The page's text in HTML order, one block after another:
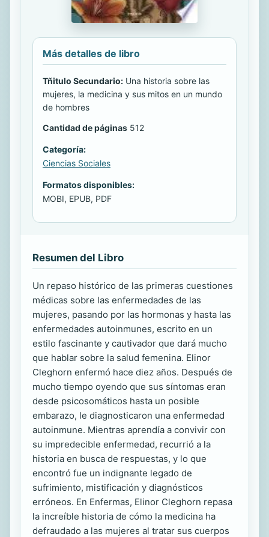
Más detalles de libro
Tñitulo Secundario: Una historia sobre las
mujeres, la medicina y sus mitos en un mundo
de hombres
Cantidad de páginas 512
Categoría:
Ciencias Sociales
Formatos disponibles:
MOBI, EPUB, PDF
Resumen del Libro
Un repaso histórico de las primeras cuestiones
médicas sobre las enfermedades de las
mujeres, pasando por las hormonas y hasta las
enfermedades autoinmunes, escrito en un
estilo fascinante y cautivador que dará mucho
que hablar sobre la salud femenina. Elinor
Cleghorn enfermó hace diez años. Después de
mucho tiempo oyendo que sus síntomas eran
desde psicosomáticos hasta un posible
embarazo, le diagnosticaron una enfermedad
autoinmune. Mientras aprendía a convivir con
su impredecible enfermedad, recurrió a la
historia en busca de respuestas, y lo que
encontró fue un indignante legado de
sufrimiento, mistificación y diagnósticos
erróneos. En Enfermas, Elinor Cleghorn repasa
la increíble historia de cómo la medicina ha
defraudado a las mujeres al tratar sus cuerpos